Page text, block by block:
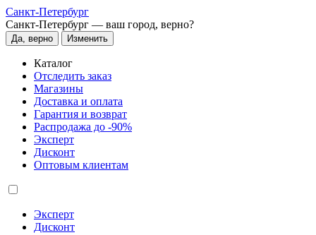
Санкт-Петербург
Санкт-Петербург — ваш город, верно?
Да, верно Изменить
Каталог
Отследить заказ
Магазины
Доставка и оплата
Гарантия и возврат
Распродажа до -90%
Эксперт
Дисконт
Оптовым клиентам
Эксперт
Дисконт